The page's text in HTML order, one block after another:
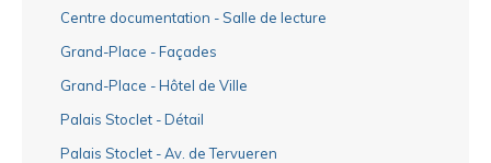
Centre documentation - Salle de lecture
Grand-Place - Façades
Grand-Place - Hôtel de Ville
Palais Stoclet - Détail
Palais Stoclet - Av. de Tervueren